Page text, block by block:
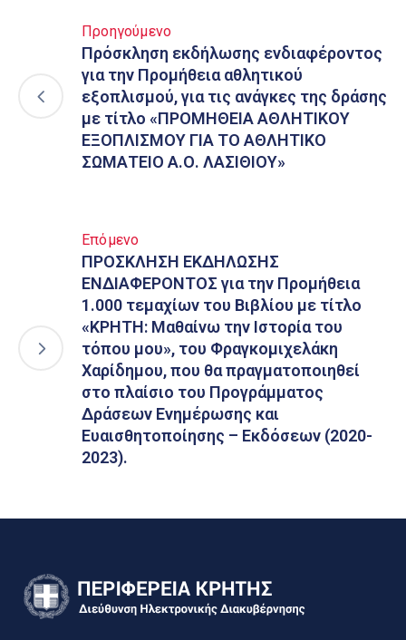
Προηγούμενο
Πρόσκληση εκδήλωσης ενδιαφέροντος
για την Προμήθεια αθλητικού
εξοπλισμού, για τις ανάγκες της δράσης
με τίτλο «ΠΡΟΜΗΘΕΙΑ ΑΘΛΗΤΙΚΟΥ
ΕΞΟΠΛΙΣΜΟΥ ΓΙΑ ΤΟ ΑΘΛΗΤΙΚΟ
ΣΩΜΑΤΕΙΟ Α.Ο. ΛΑΣΙΘΙΟΥ»
Επόμενο
ΠΡΟΣΚΛΗΣΗ ΕΚΔΗΛΩΣΗΣ
ΕΝΔΙΑΦΕΡΟΝΤΟΣ για την Προμήθεια
1.000 τεμαχίων του Βιβλίου με τίτλο
«ΚΡΗΤΗ: Μαθαίνω την Ιστορία του
τόπου μου», του Φραγκομιχελάκη
Χαρίδημου, που θα πραγματοποιηθεί
στο πλαίσιο του Προγράμματος
Δράσεων Ενημέρωσης και
Ευαισθητοποίησης – Εκδόσεων (2020-
2023).